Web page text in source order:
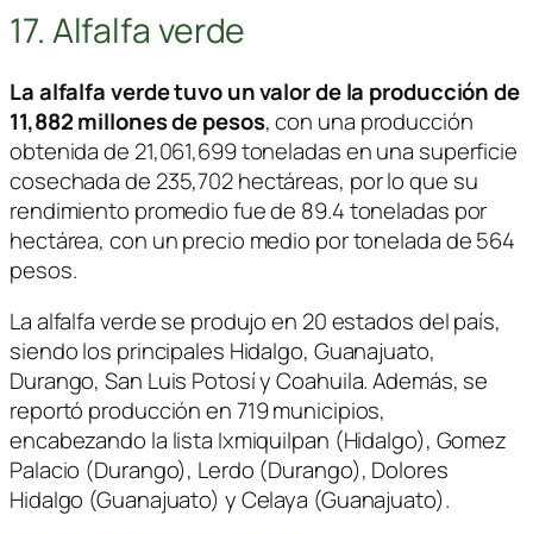
17. Alfalfa verde
La alfalfa verde tuvo un valor de la producción de
11,882 millones de pesos, con una producción
obtenida de 21,061,699 toneladas en una superficie
cosechada de 235,702 hectáreas, por lo que su
rendimiento promedio fue de 89.4 toneladas por
hectárea, con un precio medio por tonelada de 564
pesos.
La alfalfa verde se produjo en 20 estados del país,
siendo los principales Hidalgo, Guanajuato,
Durango, San Luis Potosí y Coahuila. Además, se
reportó producción en 719 municipios,
encabezando la lista Ixmiquilpan (Hidalgo), Gomez
Palacio (Durango), Lerdo (Durango), Dolores
Hidalgo (Guanajuato) y Celaya (Guanajuato).